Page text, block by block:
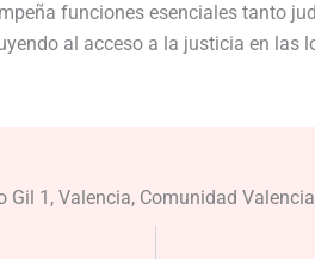
funciones esenciales tanto
al acceso a la justicia en las
Gil 1, Valencia, Comunidad